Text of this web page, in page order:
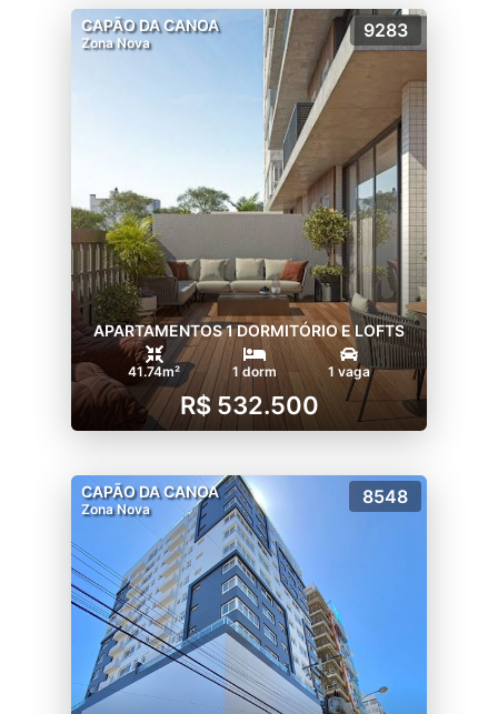
CAPÃO DA CANOA
Zona Nova
9283
APARTAMENTOS 1 DORMITÓRIO E LOFTS
41.74m² 1 dorm 1 vaga
R$ 532.500
CAPÃO DA CANOA
Zona Nova
8548